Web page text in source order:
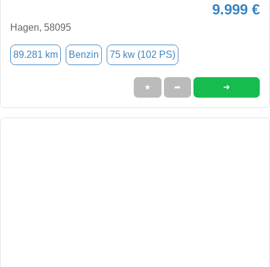
9.999 €
Hagen, 58095
89.281 km Benzin 75 kw (102 PS)
★ ➦ ➜